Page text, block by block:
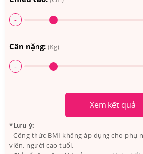
-
Cân nặng: (Kg)
-
Xem kết quả
*Lưu ý:
- Công thức BMI không áp dụng cho phụ
viên, người cao tuổi.